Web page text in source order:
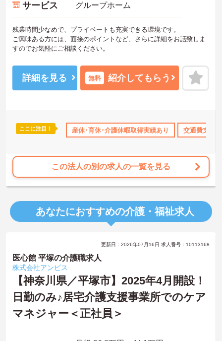
･育休･介護休暇取得実績あり 社会保険完備 交通費支給 退職
サービス グループホーム
残業時間少なめで、プライベートも充実できる環境です。
ご興味ある方には、面接のポイントなど、さらに詳細をお話致しま
すのでお気軽にご相談ください。
詳細を見る 無料 紹介してもらう
ここに注目！ 産休･育休･介護休暇取得実績あり 交通費支給
この法人の別の求人の一覧を見る
あなたにおすすめの介護・福祉求人
更新日：2026年07月16日 求人番号：10113168
医心館 平塚の介護職求人
株式会社アンビス
【神奈川県／平塚市】2025年4月開設！
日勤のみ♪居宅介護支援事業所でのケア
マネジャー＜正社員＞